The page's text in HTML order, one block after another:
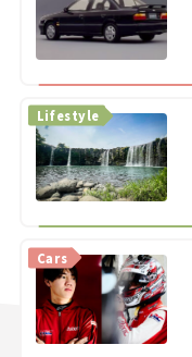
Lifestyle
Cars